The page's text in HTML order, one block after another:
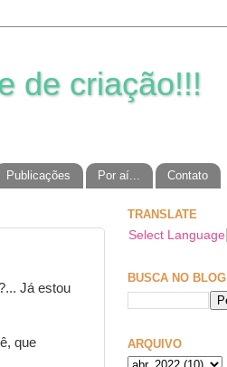
de criação!!!
Publicações Por aí... Contato
Já estou
que
TRANSLATE
Select Language
BUSCA NO BLOG
ARQUIVO